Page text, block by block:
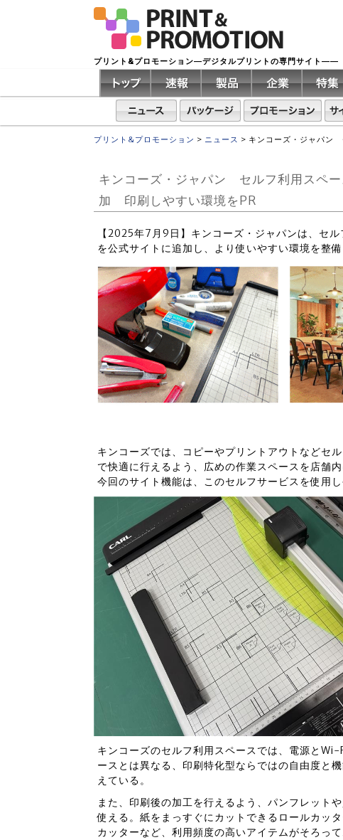
プリント&プロモーション―デジタルプリントの専門サイト――
プリント&プロモーション > ニュース > キンコーズ・ジャパン
キンコーズ・ジャパン セルフ利用スペ
加 印刷しやすい環境をPR
【2025年7月9日】キンコーズ・ジャパンは、セ
を公式サイトに追加し、より使いやすい環境を整備
キンコーズでは、コピーやプリントアウトなどセ
で快適に行えるよう、広めの作業スペースを店舗
今回のサイト機能は、このセルフサービスを使用
キンコーズのセルフ利用スペースでは、電源と
ースとは異なる、印刷特化型ならではの自由度と
えている。
また、印刷後の加工を行えるよう、パンフレット
使える。紙をまっすぐにカットできるロールカッ
カッターなど、利用頻度の高いアイテムがそろっ